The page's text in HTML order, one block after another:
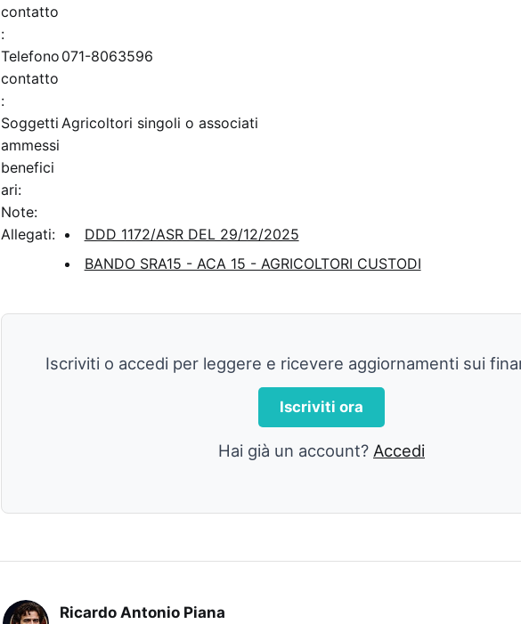
contatto
:
Telefono
contatto
:
071-8063596
Soggetti
ammessi
benefici
ari:
Agricoltori singoli o associati
Note:
Allegati:
DDD 1172/ASR DEL 29/12/2025
BANDO SRA15 - ACA 15 - AGRICOLTORI CUSTODI
Iscriviti o accedi per leggere e ricevere aggiornamenti sui
Iscriviti ora
Hai già un account? Accedi
Ricardo Antonio Piana